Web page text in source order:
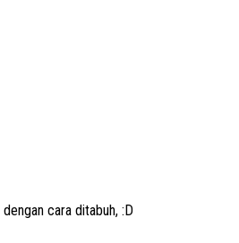
cara ditabuh, :D